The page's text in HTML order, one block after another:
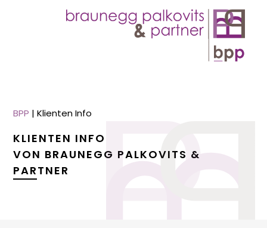
BPP |Klienten Info
KLIENTEN INFO
VON BRAUNEGG PALKOVITS &
PARTNER